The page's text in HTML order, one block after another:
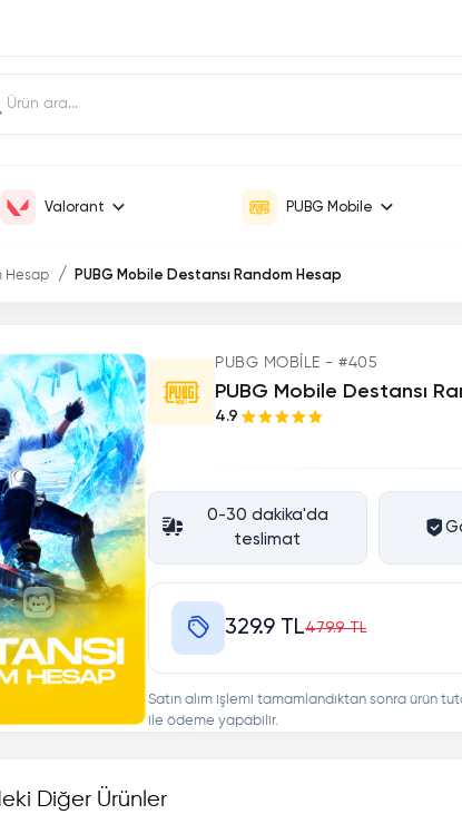
Valorant PUBG Mobile
Hesap PUBG Mobile Destansı Random Hesap
PUBG MOBILE - #405
PUBG Mobile Destansı
4.9
0-30 dakika'da
teslimat
329.9 TL479.9 TL
Satın alım işlemi tamamlandıktan sonra ürün
ile ödeme yapabilir.
Diğer Ürünler